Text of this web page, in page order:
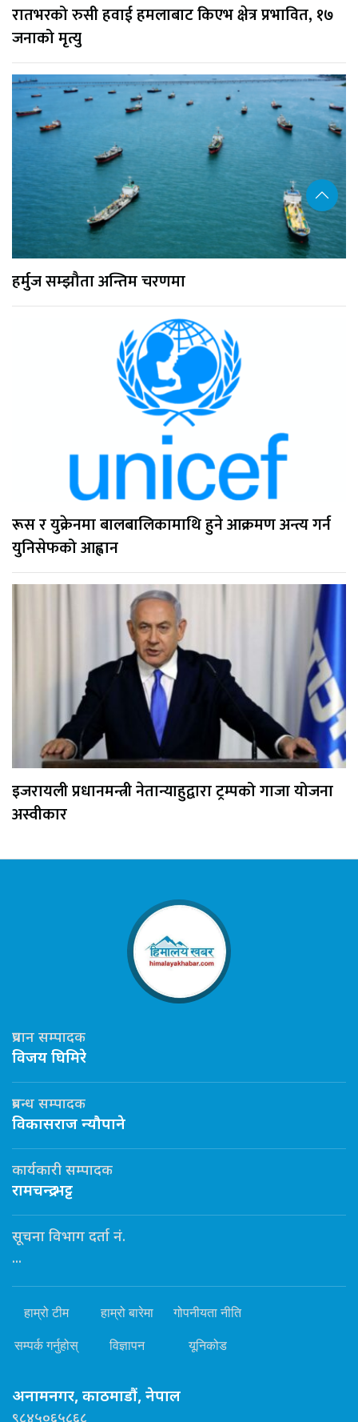
रातभरको रुसी हवाई हमलाबाट किएभ क्षेत्र प्रभावित, १७
जनाको मृत्यु
हर्मुज सम्झौता अन्तिम चरणमा
रूस र युक्रेनमा बालबालिकामाथि हुने आक्रमण अन्त्य गर्न
युनिसेफको आह्वान
इजरायली प्रधानमन्त्री नेतान्याहुद्वारा ट्रम्पको गाजा योजना
अस्वीकार
प्रधान सम्पादक
विजय घिमिरे
प्रबन्ध सम्पादक
विकासराज न्यौपाने
कार्यकारी सम्पादक
रामचन्द्र भट्ट
सूचना विभाग दर्ता नं.
...
हाम्रो टीम हाम्रो बारेमा गोपनीयता नीति
सम्पर्क गर्नुहोस् विज्ञापन यूनिकोड
अनामनगर, काठमाडौं, नेपाल